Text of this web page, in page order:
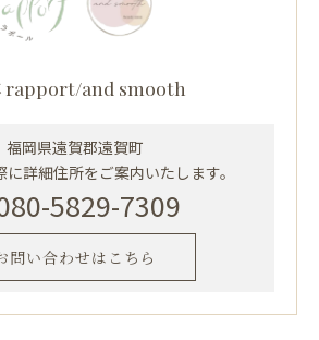
rapport/and smooth
福岡県遠賀郡遠賀町
詳細住所をご案内いたします。
5829-7309
問い合わせはこちら